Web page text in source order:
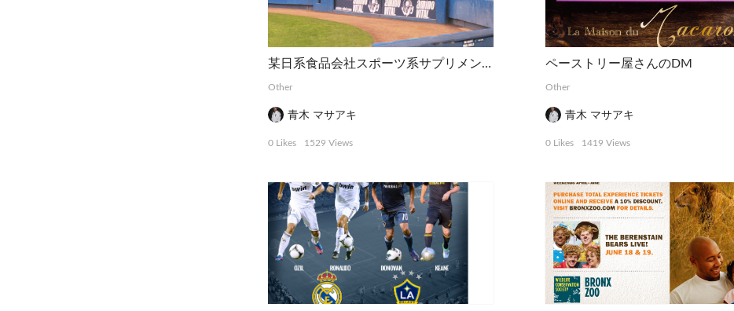
某日系食品会社スポーツ系サプリメント球場用広告
Other
青木 マサアキ
0 Likes 1529 Views
ペーストリー屋さんのDM
Other
青木 マサアキ
0 Likes 1419 Views